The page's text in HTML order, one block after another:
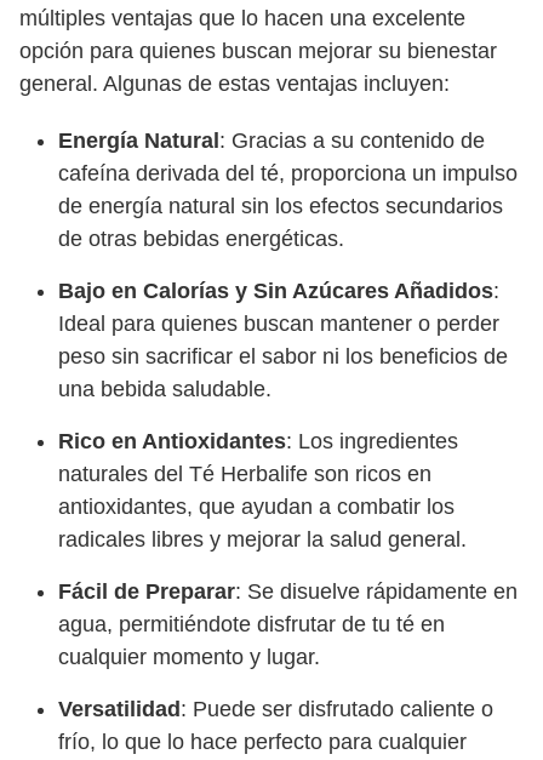
múltiples ventajas que lo hacen una excelente
opción para quienes buscan mejorar su bienestar
general. Algunas de estas ventajas incluyen:
Energía Natural : Gracias a su contenido de
cafeína derivada del té, proporciona un impulso
de energía natural sin los efectos secundarios
de otras bebidas energéticas.
Bajo en Calorías y Sin Azúcares Añadidos:
Ideal para quienes buscan mantener o perder
peso sin sacrificar el sabor ni los beneficios de
una bebida saludable.
Rico en Antioxidantes: Los ingredientes
naturales del Té Herbalife son ricos en
antioxidantes, que ayudan a combatir los
radicales libres y mejorar la salud general.
Fácil de Preparar: Se disuelve rápidamente en
agua, permitiéndote disfrutar de tu té en
cualquier momento y lugar.
Versatilidad : Puede ser disfrutado caliente o
frío, lo que lo hace perfecto para cualquier